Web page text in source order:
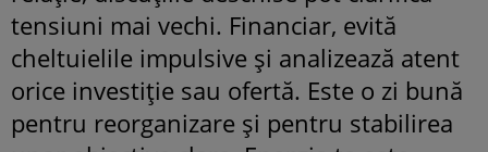
tensiuni mai vechi. Financiar, evită
cheltuielile impulsive și analizează atent
orice investiție sau ofertă. Este o zi bună
pentru reorganizare și pentru stabilirea